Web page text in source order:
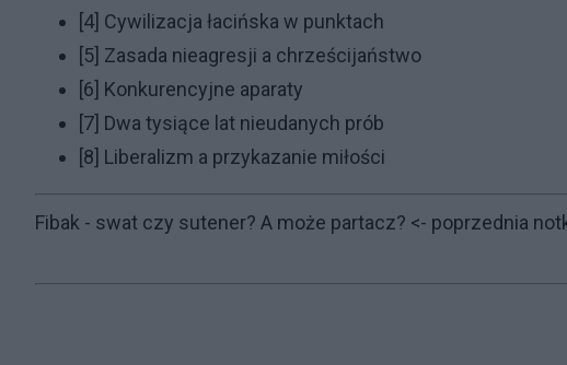
[4] Cywilizacja łacińska w punktach
[5] Zasada nieagresji a chrześcijaństwo
[6] Konkurencyjne aparaty
[7] Dwa tysiące lat nieudanych prób
[8] Liberalizm a przykazanie miłości
Fibak - swat czy sutener? A może partacz? <- poprzednia